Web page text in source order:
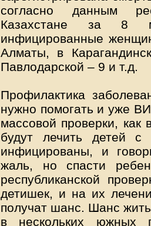
согласно данным
Казахстане за 8
инфицированные
Алматы, в
Павлодарской – 9 и т.д.
Профилактика
нужно помогать и уже
массовой проверки,
будут лечить детей
инфицированы, и
жаль, но спасти
республиканской
детишек, и на их
получат шанс. Шанс
в нескольких южных